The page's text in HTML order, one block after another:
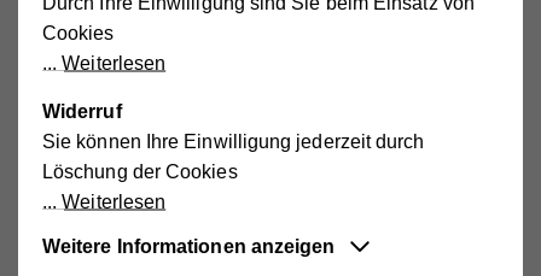
Stunden Theorie, 200 Stunden Praxis). Die Ausbildung
kann berufsbegleitend absolviert werden.
Begleiten Sie unsere Mitarbeiterin Maresi Grimus
Cookies
Weiterlesen
Widerruf
Sie können Ihre Einwilligung jederzeit durch
Löschung der Cookies
Weiterlesen
Weitere Informationen anzeigen